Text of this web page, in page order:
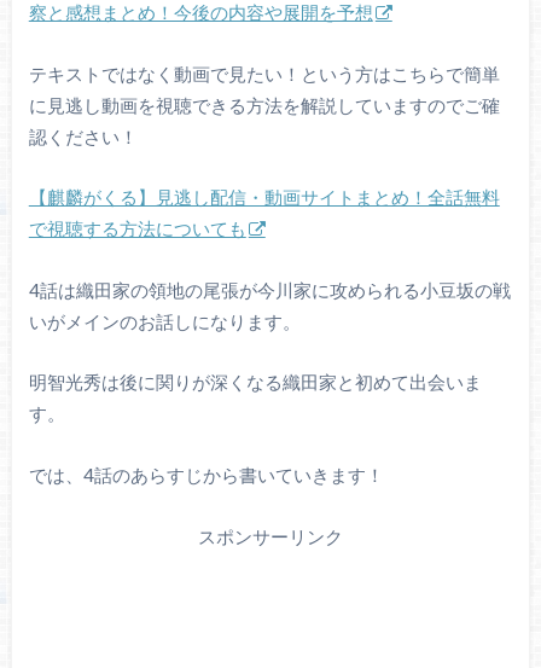
察と感想まとめ！今後の内容や展開を予想
テキストではなく動画で見たい！という方はこちらで簡単
に見逃し動画を視聴できる方法を解説していますのでご確
認ください！
【麒麟がくる】見逃し配信・動画サイトまとめ！全話無料
で視聴する方法についても
4話は織田家の領地の尾張が今川家に攻められる小豆坂の戦
いがメインのお話しになります。
明智光秀は後に関りが深くなる織田家と初めて出会いま
す。
では、4話のあらすじから書いていきます！
スポンサーリンク